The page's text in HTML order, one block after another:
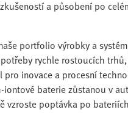
a působení po
portfolio výrobky a
rychle rostoucích
inovace a procesní
baterie zůstanou v
poptávka po